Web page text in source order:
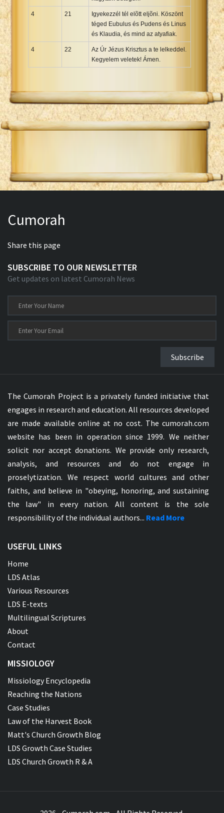
4 21
Igyekezzél tél elõtt eljõni. Köszönt
téged Eubulus és Pudens és Linus
és Klaudia, és mind az atyafiak.
4 22
Az Úr Jézus Krisztus a te lelkeddel.
Kegyelem veletek! Ámen.
Cumorah
Share this page
SUBSCRIBE TO OUR NEWSLETTER
Get updates on latest Cumorah News
Subscribe
The Cumorah Project is a privately funded initiative that
engages in research and education. All resources developed
are made available online at no cost. The cumorah.com
website has been in operation since 1999. We neither
solicit nor accept donations. We provide only research,
analysis, and resources and do not engage in
proselytization. We respect world cultures and other
faiths, and believe in "obeying, honoring, and sustaining
the law" in every nation. All content is the sole
responsibility of the individual authors... Read More
USEFUL LINKS
Home
LDS Atlas
Various Resources
LDS E-texts
Multilingual Scriptures
About
Contact
MISSIOLOGY
Missiology Encyclopedia
Reaching the Nations
Case Studies
Law of the Harvest Book
Matt's Church Growth Blog
LDS Growth Case Studies
LDS Church Growth R & A